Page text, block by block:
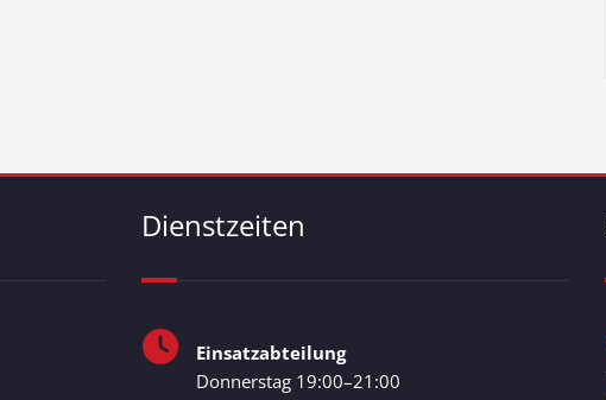
Dienstzeiten
Einsatzabteilung
Donnerstag 19:00–21:00